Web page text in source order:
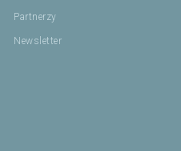
Partnerzy
Newsletter